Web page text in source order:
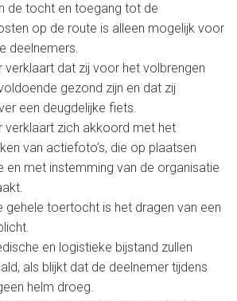
de tocht en toegang tot de
op de route is alleen mogelijk voor
deelnemers.
verklaart dat zij voor het volbrengen
gezond zijn en dat zij
een deugdelijke fiets.
verklaart zich akkoord met het
van actiefoto’s, die op plaatsen
en met instemming van de organisatie
gehele toertocht is het dragen van een
en logistieke bijstand zullen
als blijkt dat de deelnemer tijdens
helm droeg.